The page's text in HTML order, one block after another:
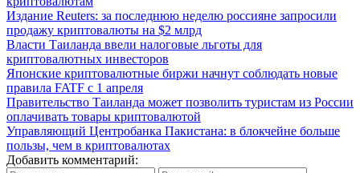
Издание Reuters: за последнюю неделю россияне запросили
продажу криптовалюты на $2 млрд
Власти Таиланда ввели налоговые льготы для
криптовалютных инвесторов
Японские криптовалютные биржи начнут соблюдать новые
правила FATF с 1 апреля
Правительство Таиланда может позволить туристам из России
оплачивать товары криптовалютой
Управляющий Центробанка Пакистана: в блокчейне больше
пользы, чем в криптовалютах
Добавить комментарий: